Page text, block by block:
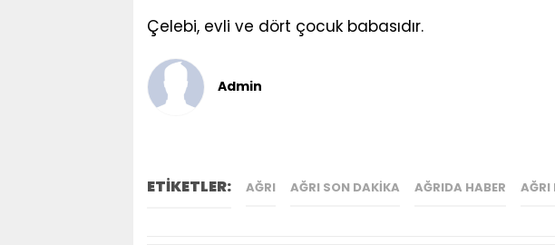
Çelebi, evli ve dört çocuk babasıdır.
Admin
ETİKETLER: AĞRI AĞRI SON DAKIKA AĞRIDA HABER AĞRI